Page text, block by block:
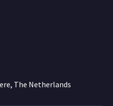
The Netherlands